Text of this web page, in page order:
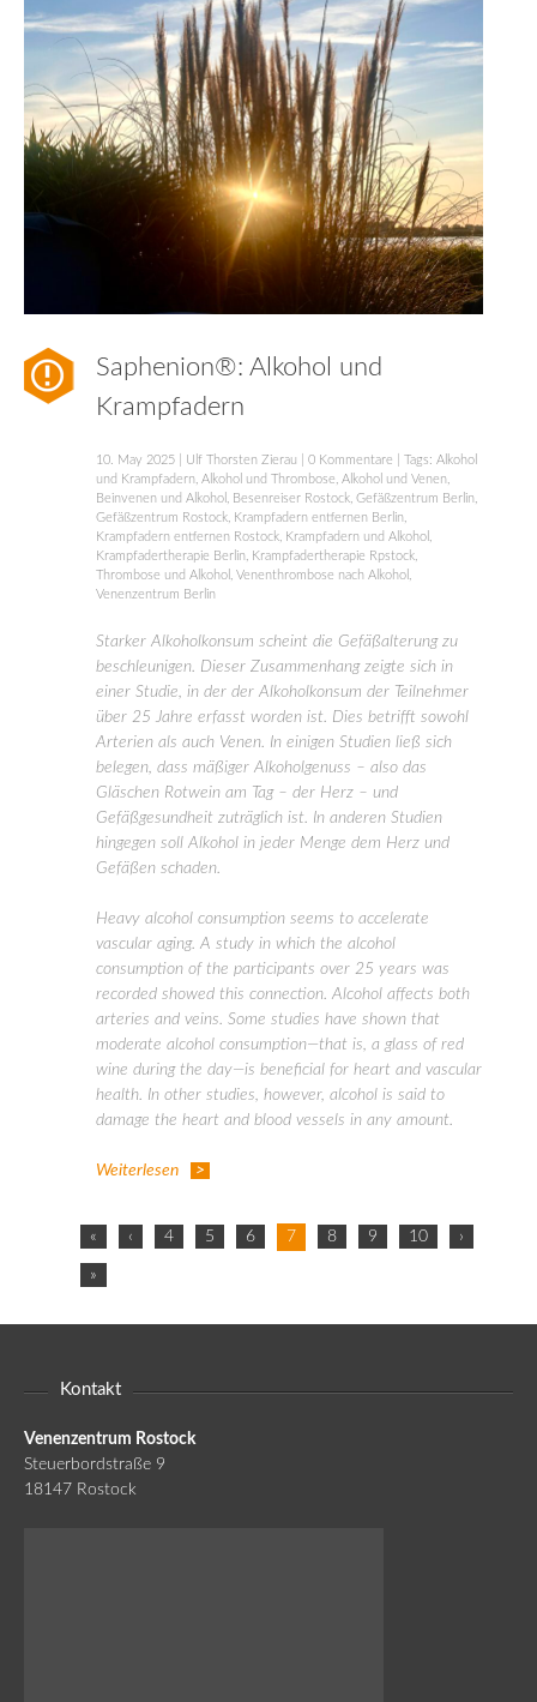
Saphenion®: Alkohol und
Krampfadern
10. May 2025 Ulf Thorsten Zierau 0 Kommentare | Tags: Alkohol
und Krampfadern Alkohol und Thrombose Alkohol und Venen
Beinvenen und Alkohol
Besenreiser Rostock Gefäßzentrum Berlin
Gefäßzentrum Rostock
Krampfadern entfernen Berlin
Krampfadern entfernen Rostock
Krampfadern und Alkohol
Krampfadertherapie Berlin
Krampfadertherapie Rpstock
Thrombose und Alkohol
Venenthrombose nach Alkohol
Venenzentrum Berlin
Starker Alkoholkonsum scheint die Gefäßalterung zu
beschleunigen. Dieser Zusammenhang zeigte sich in
einer Studie, in der der Alkoholkonsum der Teilnehmer
über 25 Jahre erfasst worden ist. Dies betrifft sowohl
Arterien als auch Venen. In einigen Studien ließ sich
belegen, dass mäßiger Alkoholgenuss – also das
Gläschen Rotwein am Tag – der Herz – und
Gefäßgesundheit zuträglich ist. In anderen Studien
hingegen soll Alkohol in jeder Menge dem Herz und
Gefäßen schaden.
Heavy alcohol consumption seems to accelerate
vascular aging. A study in which the alcohol
consumption of the participants over 25 years was
recorded showed this connection. Alcohol affects both
arteries and veins. Some studies have shown that
moderate alcohol consumption—that is, a glass of red
wine during the day—is beneficial for heart and vascular
health. In other studies, however, alcohol is said to
damage the heart and blood vessels in any amount.
Weiterlesen
« ‹ 4 5 6 7 8 9 10 ›
»
Kontakt
Venenzentrum Rostock
Steuerbordstraße 9
18147 Rostock